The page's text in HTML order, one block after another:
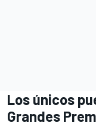
Los únicos
Grandes